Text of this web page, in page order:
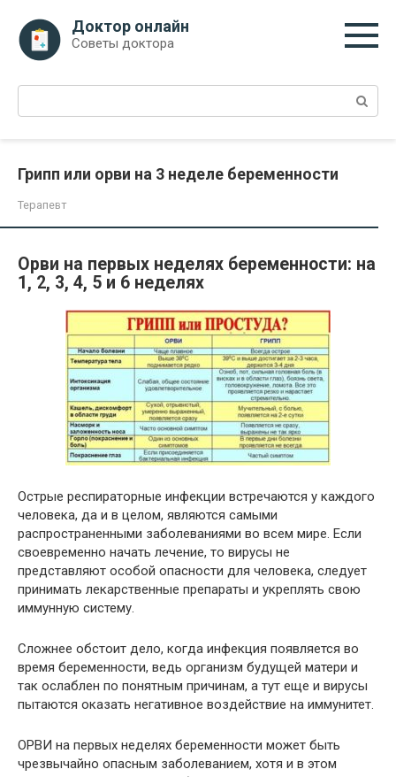
контенту
Доктор онлайн
Советы доктора
Поиск:
Грипп или орви на 3 неделе беременности
Терапевт
Орви на первых неделях беременности: на
1, 2, 3, 4, 5 и 6 неделях
Острые респираторные инфекции встречаются у каждого
человека, да и в целом, являются самыми
распространенными заболеваниями во всем мире. Если
своевременно начать лечение, то вирусы не
представляют особой опасности для человека, следует
принимать лекарственные препараты и укреплять свою
иммунную систему.
Сложнее обстоит дело, когда инфекция появляется во
время беременности, ведь организм будущей матери и
так ослаблен по понятным причинам, а тут еще и вирусы
пытаются оказать негативное воздействие на иммунитет.
ОРВИ на первых неделях беременности может быть
чрезвычайно опасным заболеванием, хотя и в этом